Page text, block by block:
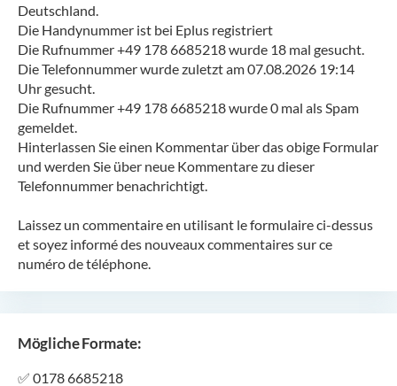
Deutschland.
Die Handynummer ist bei Eplus registriert
Die Rufnummer +49 178 6685218 wurde 18 mal gesucht.
Die Telefonnummer wurde zuletzt am 07.08.2026 19:14
Uhr gesucht.
Die Rufnummer +49 178 6685218 wurde 0 mal als Spam
gemeldet.
Hinterlassen Sie einen Kommentar über das obige Formular
und werden Sie über neue Kommentare zu dieser
Telefonnummer benachrichtigt.
Laissez un commentaire en utilisant le formulaire ci-dessus
et soyez informé des nouveaux commentaires sur ce
numéro de téléphone.
Mögliche Formate:
✅ 0178 6685218